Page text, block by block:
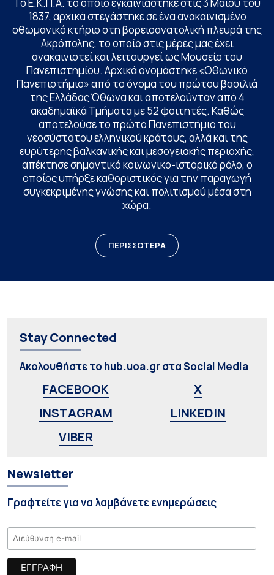
Το Ε.Κ.Π.Α. το οποίο εγκαινιάστηκε στις 3 Μαΐου του
1837, αρχικά στεγάστηκε σε ένα ανακαινισμένο
οθωμανικό κτήριο στη βορειοανατολική πλευρά της
Ακρόπολης, το οποίο στις μέρες μας έχει
ανακαινιστεί και λειτουργεί ως Μουσείο του
Πανεπιστημίου. Αρχικά ονομάστηκε «Οθωνικό
Πανεπιστήμιο» από το όνομα του πρώτου βασιλιά
της Ελλάδας Όθωνα και αποτελούνταν από 4
ακαδημαϊκά Τμήματα με 52 φοιτητές. Καθώς
αποτελούσε το πρώτο Πανεπιστήμιο του
νεοσύστατου ελληνικού κράτους, αλλά και της
ευρύτερης βαλκανικής και μεσογειακής περιοχής,
απέκτησε σημαντικό κοινωνικο-ιστορικό ρόλο, ο
οποίος υπήρξε καθοριστικός για την παραγωγή
συγκεκριμένης γνώσης και πολιτισμού μέσα στη
χώρα.
ΠΕΡΙΣΣΟΤΕΡΑ
Stay Connected
Ακολουθήστε το hub.uoa.gr στα Social Media
FACEBOOK
X
INSTAGRAM
LINKEDIN
VIBER
Newsletter
Γραφτείτε για να λαμβάνετε ενημερώσεις